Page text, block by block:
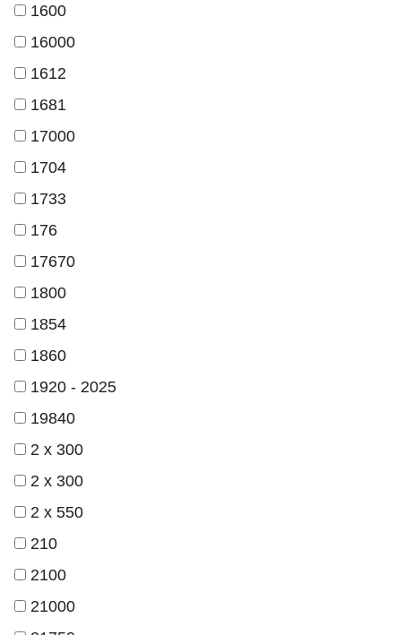
1600
16000
1612
1681
17000
1704
1733
176
17670
1800
1854
1860
1920 - 2025
19840
2 x 300
2 х 300
2 х 550
210
2100
21000